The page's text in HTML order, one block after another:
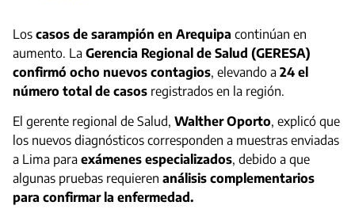
Los casos de sarampión en Arequipa continúan en
aumento. La Gerencia Regional de Salud (GERESA)
confirmó ocho nuevos contagios, elevando a 24 el
número total de casos registrados en la región.
El gerente regional de Salud, Walther Oporto, explicó que
los nuevos diagnósticos corresponden a muestras enviadas
a Lima para exámenes especializados, debido a que
algunas pruebas requieren análisis complementarios
para confirmar la enfermedad.